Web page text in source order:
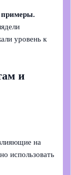
примеры.
уровень к
и
на
использовать